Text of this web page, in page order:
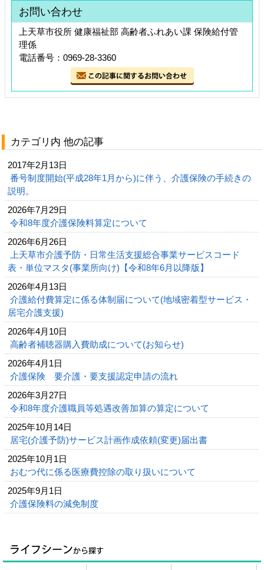
お問い合わせ
上天草市役所 健康福祉部 高齢者ふれあい課 保険給付管
理係
電話番号：0969-28-3360
カテゴリ内 他の記事
2017年2月13日
番号制度開始(平成28年1月から)に伴う、介護保険の手続きの
説明。
2026年7月29日
令和8年度介護保険料算定について
2026年6月26日
上天草市介護予防・日常生活支援総合事業サービスコード
表・単位マスタ(事業所向け)【令和8年6月以降版】
2026年4月13日
介護給付費算定に係る体制届について(地域密着型サービス・
居宅介護支援)
2026年4月10日
高齢者補聴器購入費助成について(お知らせ)
2026年4月1日
介護保険 要介護・要支援認定申請の流れ
2026年3月27日
令和8年度介護職員等処遇改善加算の算定について
2025年10月14日
居宅(介護予防)サービス計画作成依頼(変更)届出書
2025年10月1日
おむつ代に係る医療費控除の取り扱いについて
2025年9月1日
介護保険料の減免制度